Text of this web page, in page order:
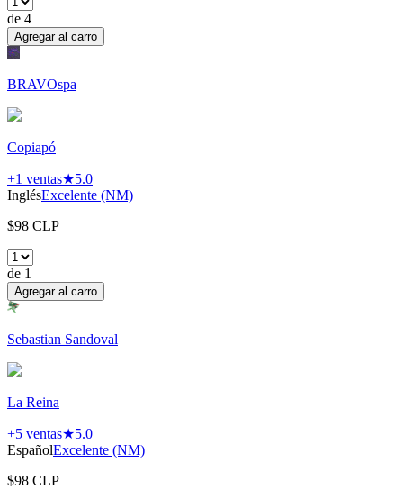
de 4
Agregar al carro
BRAVOspa
Copiapó
+1 ventas★5.0
InglésExcelente (NM)
$98 CLP
de 1
Agregar al carro
Sebastian Sandoval
La Reina
+5 ventas★5.0
EspañolExcelente (NM)
$98 CLP